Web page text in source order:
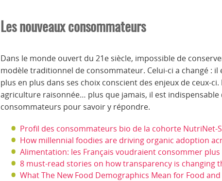
Les nouveaux consommateurs
Dans le monde ouvert du 21e siècle, impossible de
modèle traditionnel de consommateur. Celui-ci a changé :
plus en plus dans ses choix conscient des enjeux de ceux-
agriculture raisonnée… plus que jamais, il est
consommateurs pour savoir y répondre.
Profil des consommateurs bio de la cohorte NutriNet-
How millennial foodies are driving organic adoption
Alimentation: les Français voudraient consommer
8 must-read stories on how transparency is changing
What The New Food Demographics Mean for Food